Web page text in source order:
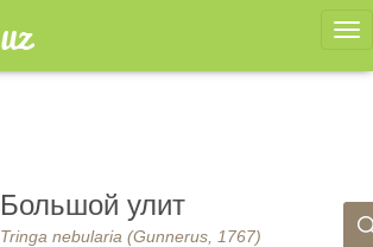
Большой улит
Tringa nebularia (Gunnerus, 1767)